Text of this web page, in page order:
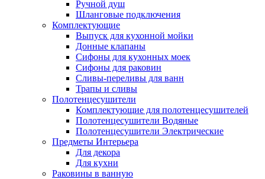
Ручной душ
Шланговые подключения
Комплектующие
Выпуск для кухонной мойки
Донные клапаны
Сифоны для кухонных моек
Сифоны для раковин
Сливы-переливы для ванн
Трапы и сливы
Полотенцесушители
Комплектующие для полотенцесушителей
Полотенцесушители Водяные
Полотенцесушители Электрические
Предметы Интерьера
Для декора
Для кухни
Раковины в ванную